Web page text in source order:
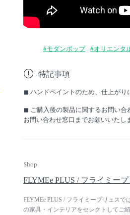
#モダンポップ #オリエンタ
特記事項
◼︎ ハンドペイントのため、仕上がり
◼︎ ご購入後の製品に関するお問い合
お問い合わせ窓口までお願いいたし
Shop
FLYMEe PLUS / フライミープ
FLYMEe PLUS / フライミープリュス
の家具・インテリアをセレクトしてご